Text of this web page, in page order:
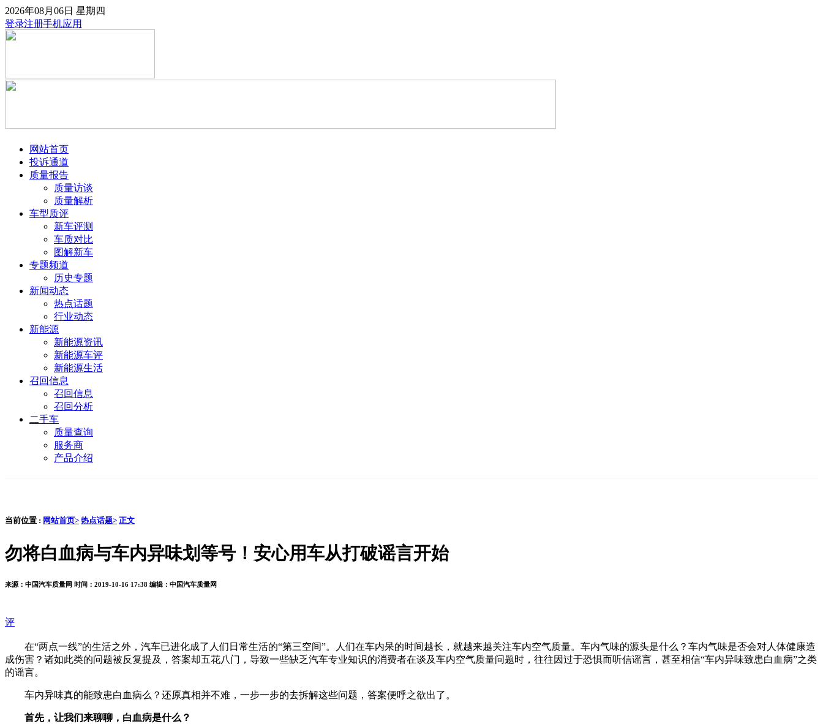
2026年08月06日 星期四
登录注册手机应用
网站首页
投诉通道
质量报告
质量访谈
质量解析
车型质评
新车评测
车质对比
图解新车
专题频道
历史专题
新闻动态
热点话题
行业动态
新能源
新能源资讯
新能源车评
新能源生活
召回信息
召回信息
召回分析
二手车
质量查询
服务商
产品介绍
当前位置 : 网站首页> 热点话题> 正文
勿将白血病与车内异味划等号！安心用车从打破谣言开始
来源：中国汽车质量网 时间：2019-10-16 17:38 编辑：中国汽车质量网
评
在“两点一线”的生活之外，汽车已进化成了人们日常生活的“第三空间”。人们在车内呆的时间越长，就越来越关注车内空气质量。车内气味的源头是什么？车内气味是否会对人体健康造
成伤害？诸如此类的问题被反复提及，答案却五花八门，导致一些缺乏汽车专业知识的消费者在谈及车内空气质量问题时，往往因过于恐惧而听信谣言，甚至相信“车内异味致患白血病”之类
的谣言。
车内异味真的能致患白血病么？还原真相并不难，一步一步的去拆解这些问题，答案便呼之欲出了。
首先，让我们来聊聊，白血病是什么？